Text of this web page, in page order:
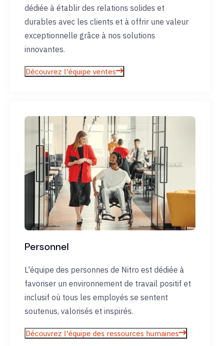
dédiée à établir des relations solides et
durables avec les clients et à offrir une valeur
exceptionnelle grâce à nos solutions
innovantes.
Découvrez l'équipe ventes
Personnel
L'équipe des personnes de Nitro est dédiée à
favoriser un environnement de travail positif et
inclusif où tous les employés se sentent
soutenus, valorisés et inspirés.
Découvrez l'équipe des ressources humaines